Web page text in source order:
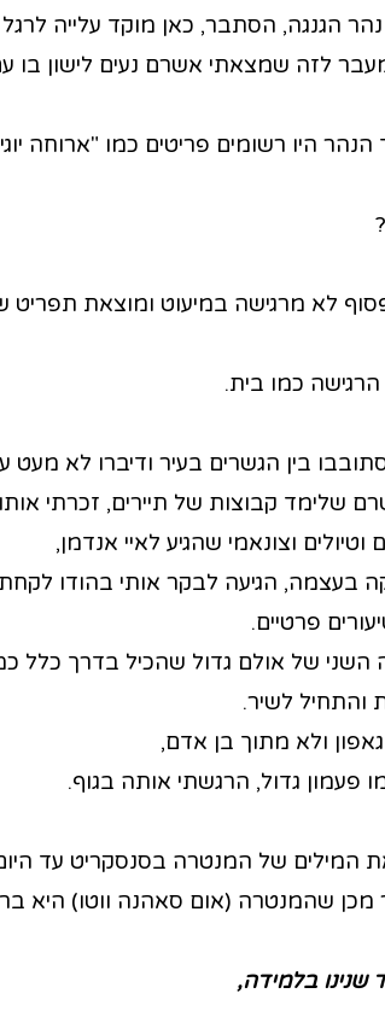
הגנגה, הסתבר, כאן מוקד עלייה לרגל
לזה שמצאתי אשרם נעים לישון בו
היו רשומים פריטים כמו "ארוחה
לא מרגישה במיעוט ומוצאת תפריט
כמו בית.
בין הגשרים בעיר ודיברו לא מעט
שלימד קבוצות של תיירים, זכרתי
וצונאמי שהגיע לאיי אנדמן,
בעצמה, הגיעה לבקר אותי בהודו
פרטיים.
השני של אולם גדול שהכיל בדרך כלל
והתחיל לשיר.
ולא מתוך בן אדם,
גדול, הרגשתי אותה בגוף.
המילים של המנטרה בסנסקריט עד
מכן שהמנטרה (אום סאהנה ווטו) היא
שנינו בלמידה,